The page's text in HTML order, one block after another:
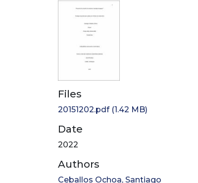
Files
20151202.pdf(1.42 MB)
Date
2022
Authors
Ceballos Ochoa, Santiago